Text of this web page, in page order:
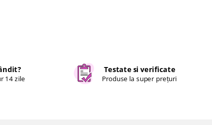
14 zile
Testate si verificate
Produse la super prețuri